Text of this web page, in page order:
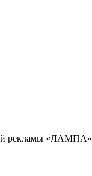
рекламы «ЛАМПА»